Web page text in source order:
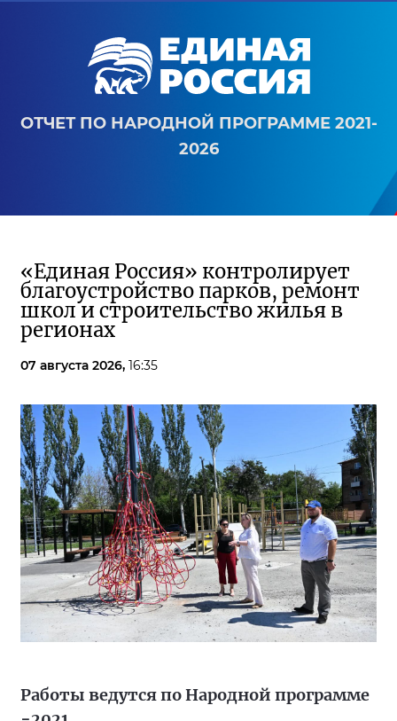
ОТЧЕТ ПО НАРОДНОЙ ПРОГРАММЕ 2021-
2026
«Единая Россия» контролирует
благоустройство парков, ремонт
школ и строительство жилья в
регионах
07 августа 2026, 16:35
Работы ведутся по Народной программе